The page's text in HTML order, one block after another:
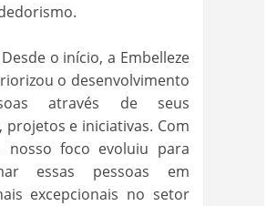
o início, a Embelleze
o desenvolvimento
através de seus
projetos e iniciativas. Com
nosso foco evoluiu para
essas pessoas em
excepcionais no setor